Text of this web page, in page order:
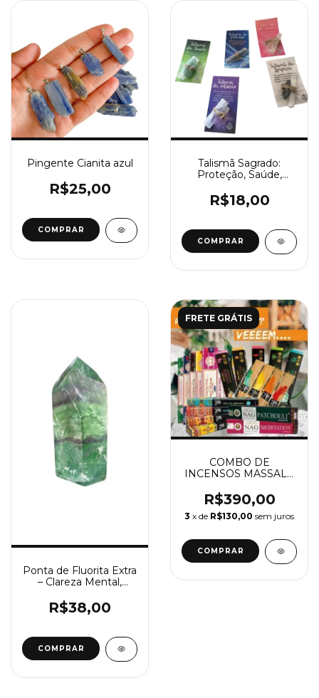
Pingente Cianita azul
R$25,00
Talismã Sagrado:
Proteção, Saúde,
Intuição
R$18,00
COMPRAR
Ponta de Fluorita Extra
– Clareza Mental,
R$38,00
COMPRAR
FRETE GRÁTIS
COMBO DE
INCENSOS MASSALA
C/15 GRAMAS CADA
R$390,00
3 x de R$130,00 sem juros